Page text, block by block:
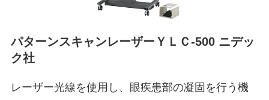
パターンスキャンレーザーＹＬＣ-500 ニデッ
ク社
レーザー光線を使用し、眼疾患部の凝固を行う機